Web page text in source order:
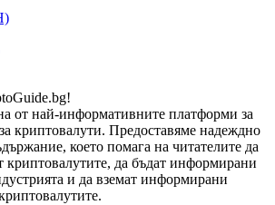
от най-информативните платформи за
криптовалути. Предоставяме надеждно
което помага на читателите да
криптовалутите, да бъдат информирани
и да вземат информирани